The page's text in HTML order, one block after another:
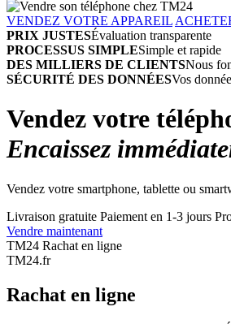
VENDEZ VOTRE APPAREIL
PRIX JUSTESÉvaluation transparente
PROCESSUS SIMPLESimple et rapide
DES MILLIERS DE CLIENTSNous
SÉCURITÉ DES DONNÉESVos
Vendez votre
Encaissez
Vendez votre smartphone, tablette ou
Livraison gratuite Paiement en 1-3 jours
Vendre maintenant
TM24 Rachat en ligne
TM24.fr
Rachat en ligne